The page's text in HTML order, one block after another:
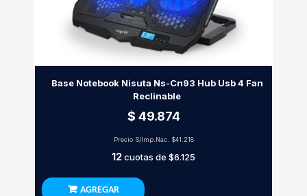
Base Notebook Nisuta Ns-Cn93 Hub Usb 4 Fan
Reclinable
$ 49.874
Precio S/Imp.Nac. $41.218
12cuotas de $6.125
AGREGAR